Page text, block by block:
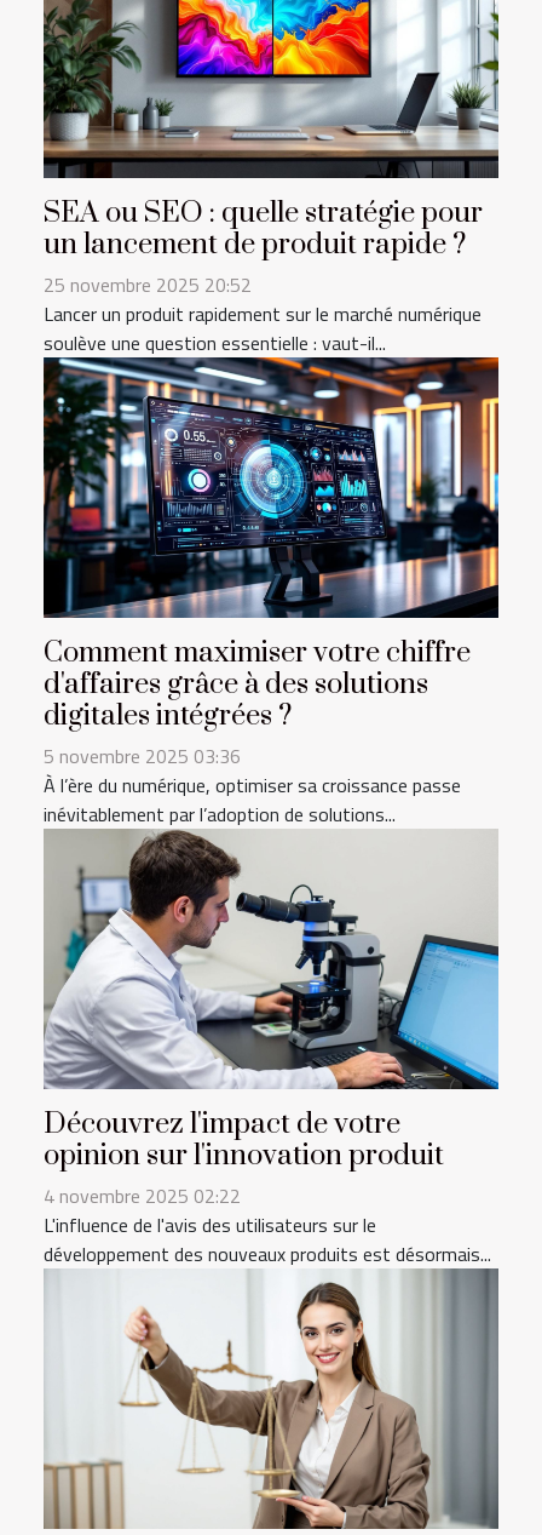
SEA ou SEO : quelle stratégie pour
un lancement de produit rapide ?
25 novembre 2025 20:52
Lancer un produit rapidement sur le marché numérique
soulève une question essentielle : vaut-il...
Comment maximiser votre chiffre
d'affaires grâce à des solutions
digitales intégrées ?
5 novembre 2025 03:36
À l’ère du numérique, optimiser sa croissance passe
inévitablement par l’adoption de solutions...
Découvrez l'impact de votre
opinion sur l'innovation produit
4 novembre 2025 02:22
L'influence de l'avis des utilisateurs sur le
développement des nouveaux produits est désormais...